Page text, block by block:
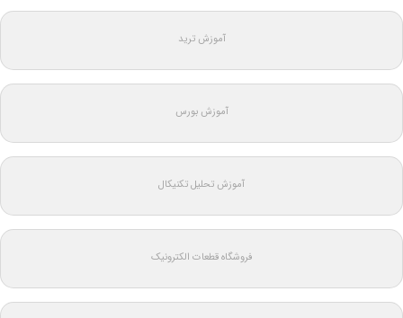
آموزش ترید
آموزش بورس
آموزش تحلیل تکنیکال
فروشگاه قطعات الکترونیک